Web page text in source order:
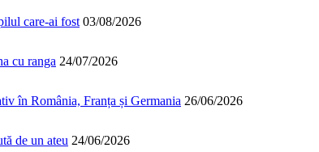
care-ai fost 03/08/2026
cu ranga 24/07/2026
în România, Franța și Germania 26/06/2026
de un ateu 24/06/2026